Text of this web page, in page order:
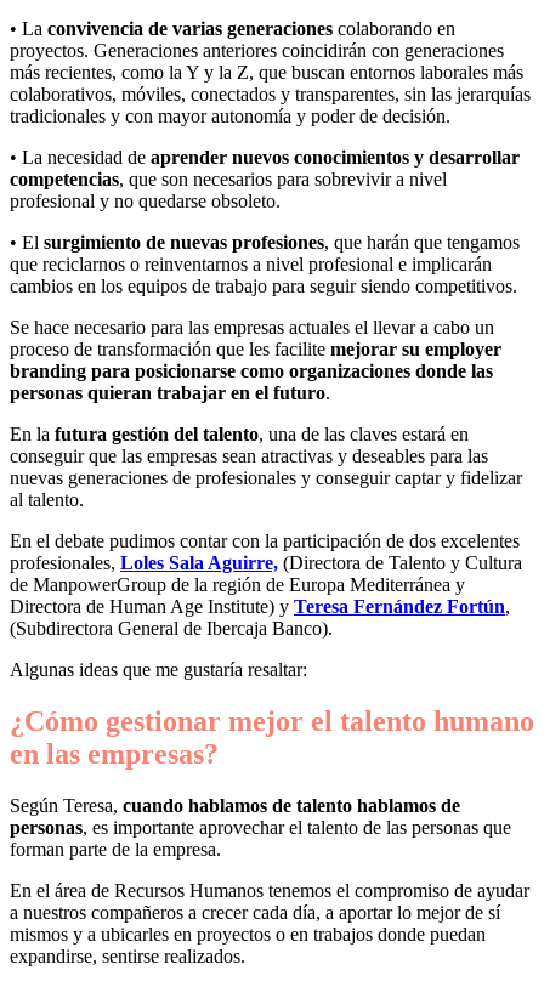
• La convivencia de varias generaciones colaborando en
proyectos. Generaciones anteriores coincidirán con generaciones
más recientes, como la Y y la Z, que buscan entornos laborales más
colaborativos, móviles, conectados y transparentes, sin las jerarquías
tradicionales y con mayor autonomía y poder de decisión.
• La necesidad de aprender nuevos conocimientos y desarrollar
competencias, que son necesarios para sobrevivir a nivel
profesional y no quedarse obsoleto.
• El surgimiento de nuevas profesiones, que harán que tengamos
que reciclarnos o reinventarnos a nivel profesional e implicarán
cambios en los equipos de trabajo para seguir siendo competitivos.
Se hace necesario para las empresas actuales el llevar a cabo un
proceso de transformación que les facilite mejorar su employer
branding para posicionarse como organizaciones donde las
personas quieran trabajar en el futuro.
En la futura gestión del talento, una de las claves estará en
conseguir que las empresas sean atractivas y deseables para las
nuevas generaciones de profesionales y conseguir captar y fidelizar
al talento.
En el debate pudimos contar con la participación de dos excelentes
profesionales, Loles Sala Aguirre, (Directora de Talento y Cultura
de ManpowerGroup de la región de Europa Mediterránea y
Directora de Human Age Institute) y Teresa Fernández Fortún,
(Subdirectora General de Ibercaja Banco).
Algunas ideas que me gustaría resaltar:
¿Cómo gestionar mejor el talento humano
en las empresas?
Según Teresa, cuando hablamos de talento hablamos de
personas, es importante aprovechar el talento de las personas que
forman parte de la empresa.
En el área de Recursos Humanos tenemos el compromiso de ayudar
a nuestros compañeros a crecer cada día, a aportar lo mejor de sí
mismos y a ubicarles en proyectos o en trabajos donde puedan
expandirse, sentirse realizados.